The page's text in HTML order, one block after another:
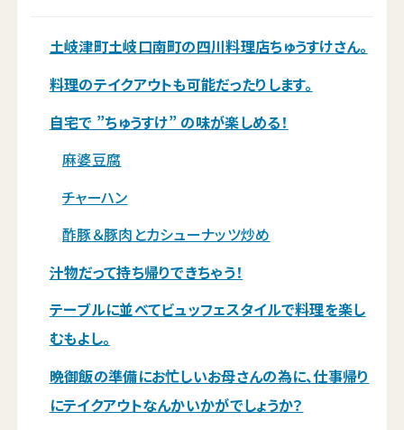
土岐津町土岐口南町の四川料理店ちゅうすけさん。
料理のテイクアウトも可能だったりします。
自宅で ”ちゅうすけ” の味が楽しめる！
麻婆豆腐
チャーハン
酢豚＆豚肉とカシューナッツ炒め
汁物だって持ち帰りできちゃう！
テーブルに並べてビュッフェスタイルで料理を楽し
むもよし。
晩御飯の準備にお忙しいお母さんの為に、仕事帰り
にテイクアウトなんかいかがでしょうか？